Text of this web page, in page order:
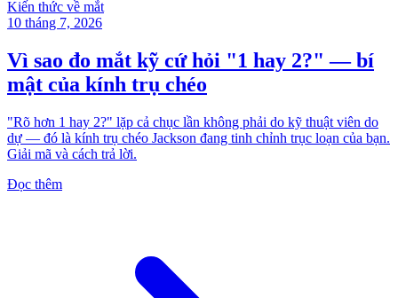
Kiến thức về mắt
10 tháng 7, 2026
Vì sao đo mắt kỹ cứ hỏi "1 hay 2?" — bí
mật của kính trụ chéo
"Rõ hơn 1 hay 2?" lặp cả chục lần không phải do kỹ thuật viên do
dự — đó là kính trụ chéo Jackson đang tinh chỉnh trục loạn của bạn.
Giải mã và cách trả lời.
Đọc thêm